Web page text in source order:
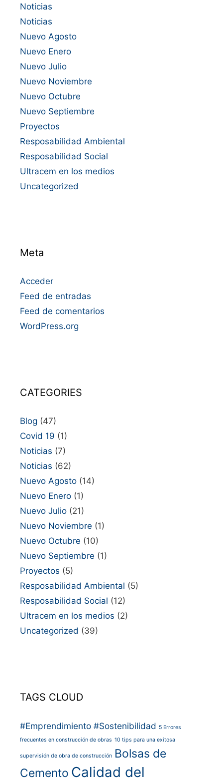
Noticias
Noticias
Nuevo Agosto
Nuevo Enero
Nuevo Julio
Nuevo Noviembre
Nuevo Octubre
Nuevo Septiembre
Proyectos
Resposabilidad Ambiental
Resposabilidad Social
Ultracem en los medios
Uncategorized
Meta
Acceder
Feed de entradas
Feed de comentarios
WordPress.org
CATEGORIES
Blog (47)
Covid 19 (1)
Noticias (7)
Noticias (62)
Nuevo Agosto (14)
Nuevo Enero (1)
Nuevo Julio (21)
Nuevo Noviembre (1)
Nuevo Octubre (10)
Nuevo Septiembre (1)
Proyectos (5)
Resposabilidad Ambiental (5)
Resposabilidad Social (12)
Ultracem en los medios (2)
Uncategorized (39)
TAGS CLOUD
#Emprendimiento #Sostenibilidad 5 Errores
frecuentes en construcción de obras 10 tips para una exitosa
supervisión de obra de construcción Bolsas de
Cemento Calidad del